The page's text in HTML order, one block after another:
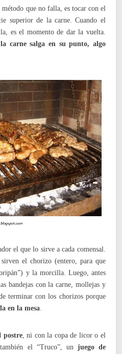
que no falla, es tocar con el
superior de la carne. Cuando el
es el momento de dar la vuelta.
carne salga en su punto, algo
el que lo sirve a cada comensal.
sirven el chorizo (entero, para que
y la morcilla. Luego, antes
bandejas con la carne, mollejas y
terminar con los chorizos porque
en la mesa
postre, ni con la copa de licor o el
el “Truco”, un juego de